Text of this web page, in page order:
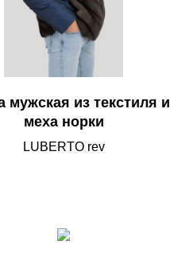
мужская из текстиля и
меха норки
LUBERTO rev